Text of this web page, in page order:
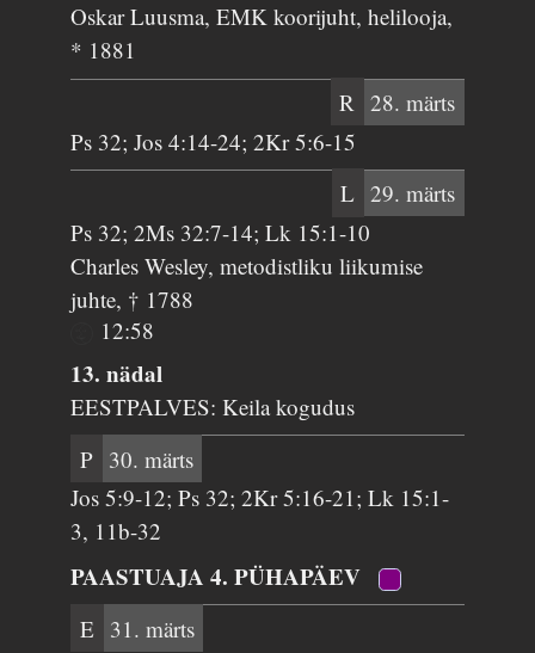
Oskar Luusma, EMK koorijuht, helilooja,
* 1881
R 28. märts
Ps 32; Jos 4:14-24; 2Kr 5:6-15
L 29. märts
Ps 32; 2Ms 32:7-14; Lk 15:1-10
Charles Wesley, metodistliku liikumise
juhte, † 1788
12:58
13. nädal
EESTPALVES: Keila kogudus
P 30. märts
Jos 5:9-12; Ps 32; 2Kr 5:16-21; Lk 15:1-
3, 11b-32
PAASTUAJA 4. PÜHAPÄEV
E 31. märts